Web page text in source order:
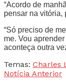
“Acordo de
pensar na vitória,
“Só preciso de
me. Vou
aconteça outra
Temas: Charles
Notícia Anterior